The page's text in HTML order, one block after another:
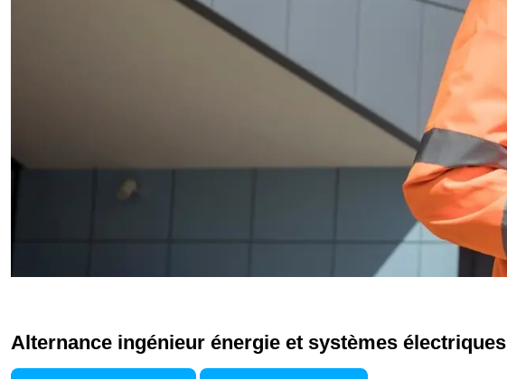
Alternance ingénieur énergie et systèmes électriques